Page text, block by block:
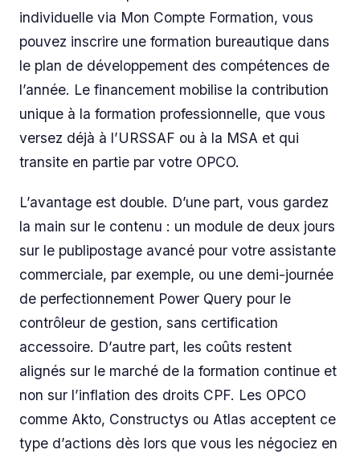
individuelle via Mon Compte Formation, vous
pouvez inscrire une formation bureautique dans
le plan de développement des compétences de
l’année. Le financement mobilise la contribution
unique à la formation professionnelle, que vous
versez déjà à l’URSSAF ou à la MSA et qui
transite en partie par votre OPCO.
L’avantage est double. D’une part, vous gardez
la main sur le contenu : un module de deux jours
sur le publipostage avancé pour votre assistante
commerciale, par exemple, ou une demi-journée
de perfectionnement Power Query pour le
contrôleur de gestion, sans certification
accessoire. D’autre part, les coûts restent
alignés sur le marché de la formation continue et
non sur l’inflation des droits CPF. Les OPCO
comme Akto, Constructys ou Atlas acceptent ce
type d’actions dès lors que vous les négociez en